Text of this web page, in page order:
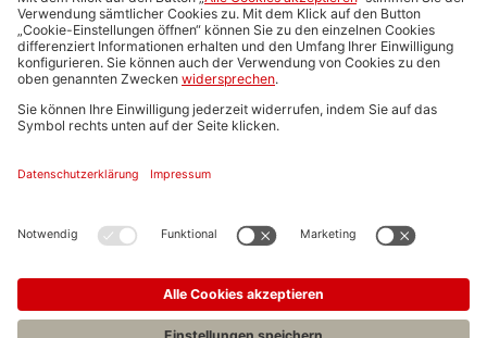
Jobs für Volljurist
Jobs in Hamburg
Nach weiteren Jobs suchen
Veranstaltungen für Wirtschaftsrecht
Jetzt Job teilen